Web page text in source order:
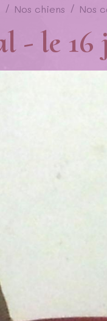
Nos chiens Nos
- le 16